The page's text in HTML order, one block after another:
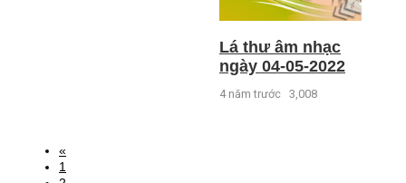
Lá thư âm nhạc
ngày 04-05-2022
4 năm trước 3,008
«
1